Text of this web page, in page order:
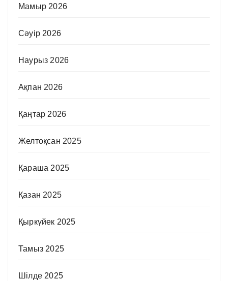
Мамыр 2026
Сәуір 2026
Наурыз 2026
Ақпан 2026
Қаңтар 2026
Желтоқсан 2025
Қараша 2025
Қазан 2025
Қыркүйек 2025
Тамыз 2025
Шілде 2025